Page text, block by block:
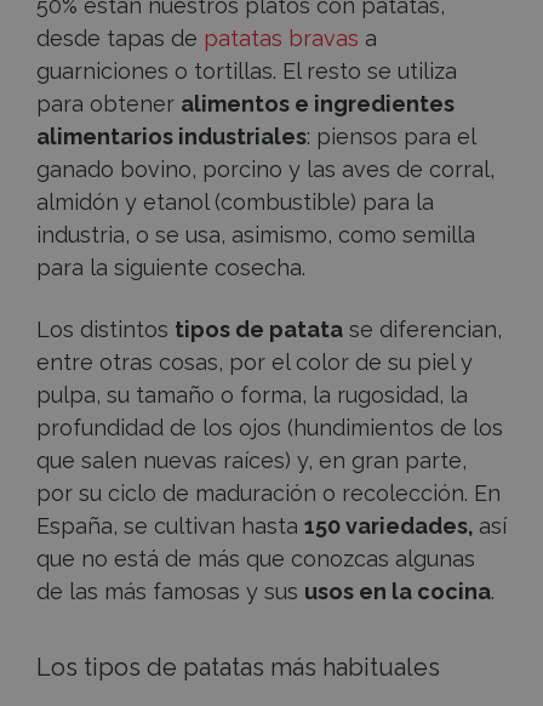
50% están nuestros platos con patatas,
desde tapas de patatas bravas a
guarniciones o tortillas. El resto se utiliza
para obtener alimentos e ingredientes
alimentarios industriales: piensos para el
ganado bovino, porcino y las aves de corral,
almidón y etanol (combustible) para la
industria, o se usa, asimismo, como semilla
para la siguiente cosecha.
Los distintos tipos de patata se diferencian,
entre otras cosas, por el color de su piel y
pulpa, su tamaño o forma, la rugosidad, la
profundidad de los ojos (hundimientos de los
que salen nuevas raíces) y, en gran parte,
por su ciclo de maduración o recolección. En
España, se cultivan hasta 150 variedades, así
que no está de más que conozcas algunas
de las más famosas y sus usos en la cocina.
Los tipos de patatas más habituales